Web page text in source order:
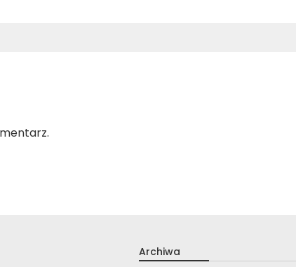
Archiwa